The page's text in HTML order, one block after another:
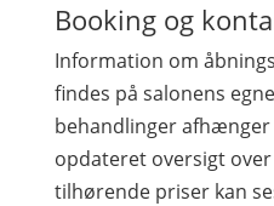
Booking og
Information om
findes på salonens
behandlinger afhænger
opdateret oversigt
tilhørende priser kan